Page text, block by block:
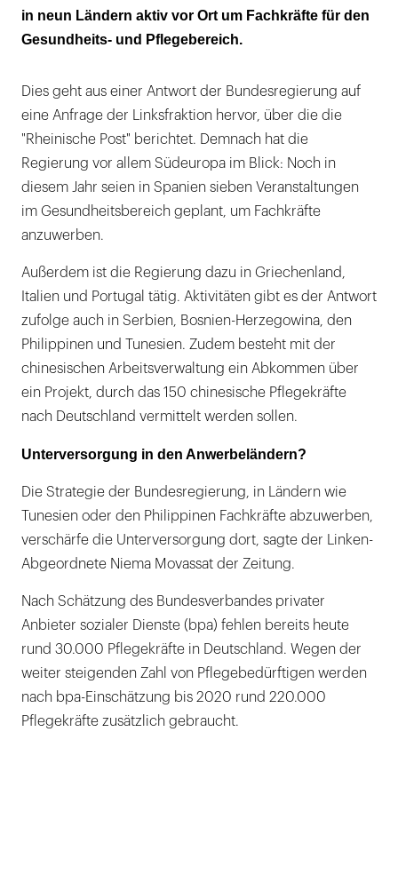
in neun Ländern aktiv vor Ort um Fachkräfte für den
Gesundheits- und Pflegebereich.
Dies geht aus einer Antwort der Bundesregierung auf
eine Anfrage der Linksfraktion hervor, über die die
"Rheinische Post" berichtet. Demnach hat die
Regierung vor allem Südeuropa im Blick: Noch in
diesem Jahr seien in Spanien sieben Veranstaltungen
im Gesundheitsbereich geplant, um Fachkräfte
anzuwerben.
Außerdem ist die Regierung dazu in Griechenland,
Italien und Portugal tätig. Aktivitäten gibt es der Antwort
zufolge auch in Serbien, Bosnien-Herzegowina, den
Philippinen und Tunesien. Zudem besteht mit der
chinesischen Arbeitsverwaltung ein Abkommen über
ein Projekt, durch das 150 chinesische Pflegekräfte
nach Deutschland vermittelt werden sollen.
Unterversorgung in den Anwerbeländern?
Die Strategie der Bundesregierung, in Ländern wie
Tunesien oder den Philippinen Fachkräfte abzuwerben,
verschärfe die Unterversorgung dort, sagte der Linken-
Abgeordnete Niema Movassat der Zeitung.
Nach Schätzung des Bundesverbandes privater
Anbieter sozialer Dienste (bpa) fehlen bereits heute
rund 30.000 Pflegekräfte in Deutschland. Wegen der
weiter steigenden Zahl von Pflegebedürftigen werden
nach bpa-Einschätzung bis 2020 rund 220.000
Pflegekräfte zusätzlich gebraucht.